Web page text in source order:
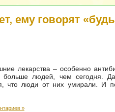
ему говорят «будь
лекарства – особенно
больше людей, чем сегодня.
что люди от них умирали. И
»